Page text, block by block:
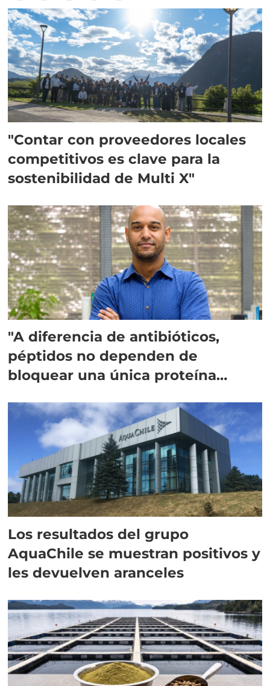
"Contar con proveedores locales
competitivos es clave para la
sostenibilidad de Multi X"
"A diferencia de antibióticos,
péptidos no dependen de
bloquear una única proteína
Los resultados del grupo
AquaChile se muestran positivos y
les devuelven aranceles